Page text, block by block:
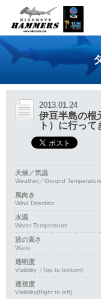
伊豆半島の根
ト）に行って
2013.01.24
天候／気温
Weather／Ground Temperature
風向き
Wind Direction
水温
Water Temperature
波の高さ
Wave
透明度
Visibility（Top to bottom)
透視度
Visibility(Right to left)